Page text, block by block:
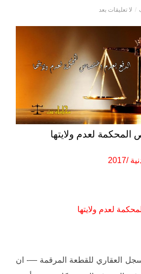
/ لا تعليقات بعد
المحكمة لعدم ولايتها
لعدم ولايتها
العقاري للقطعة المرقمة —- ان